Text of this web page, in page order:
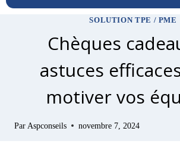
SOLUTION TPE / PME
Chèques
astuces
motiver vos
Par Aspconseils novembre 7, 2024